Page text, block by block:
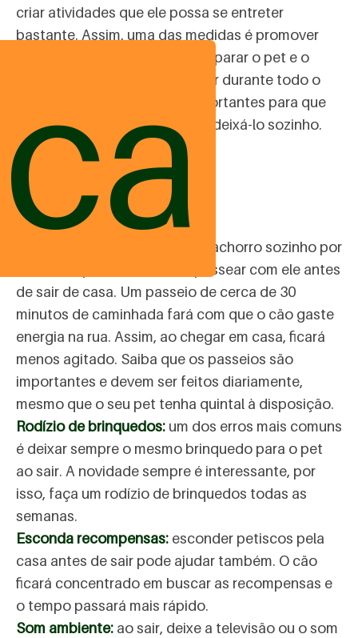
criar atividades que ele possa se entreter
bastante. Assim, uma das medidas é promover
enriquecimento ambiental. Preparar o pet e o
ambiente que o peludo vai ficar durante todo o
dia é uma das ações mais importantes para que
você não tenha problemas ao deixá-lo sozinho.
Veja algumas dicas:
se precisar deixar o cachorro sozinho por
muito tempo, lembre-se de passear com ele antes
de sair de casa. Um passeio de cerca de 30
minutos de caminhada fará com que o cão gaste
energia na rua. Assim, ao chegar em casa, ficará
menos agitado. Saiba que os passeios são
importantes e devem ser feitos diariamente,
mesmo que o seu pet tenha quintal à disposição.
Rodízio de brinquedos: um dos erros mais comuns
é deixar sempre o mesmo brinquedo para o pet
ao sair. A novidade sempre é interessante, por
isso, faça um rodízio de brinquedos todas as
semanas.
Esconda recompensas: esconder petiscos pela
casa antes de sair pode ajudar também. O cão
ficará concentrado em buscar as recompensas e
o tempo passará mais rápido.
Som ambiente: ao sair, deixe a televisão ou o som